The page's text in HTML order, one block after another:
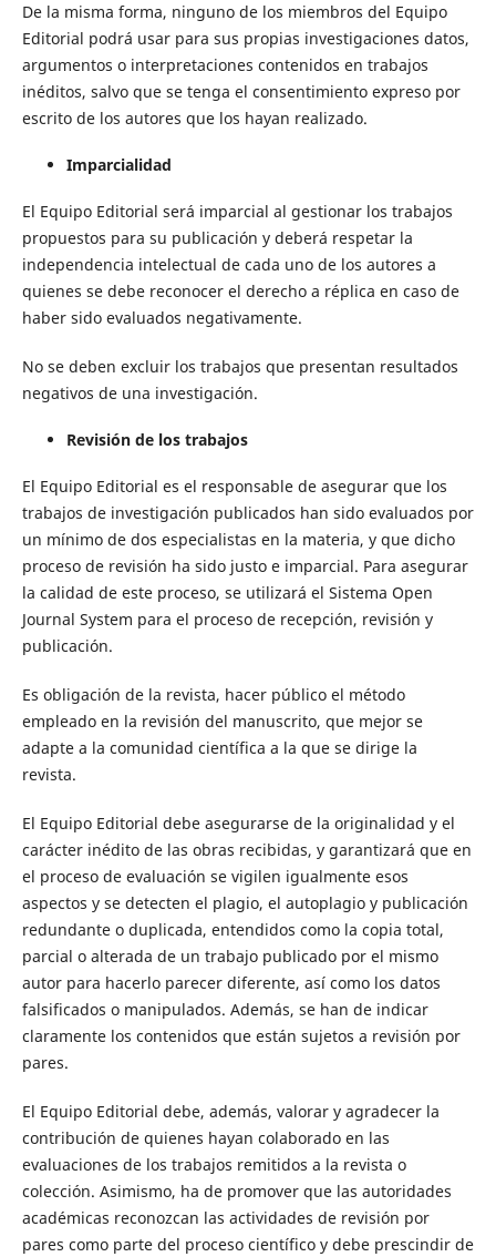
De la misma forma, ninguno de los miembros del Equipo
Editorial podrá usar para sus propias investigaciones datos,
argumentos o interpretaciones contenidos en trabajos
inéditos, salvo que se tenga el consentimiento expreso por
escrito de los autores que los hayan realizado.
Imparcialidad
El Equipo Editorial será imparcial al gestionar los trabajos
propuestos para su publicación y deberá respetar la
independencia intelectual de cada uno de los autores a
quienes se debe reconocer el derecho a réplica en caso de
haber sido evaluados negativamente.
No se deben excluir los trabajos que presentan resultados
negativos de una investigación.
Revisión de los trabajos
El Equipo Editorial es el responsable de asegurar que los
trabajos de investigación publicados han sido evaluados por
un mínimo de dos especialistas en la materia, y que dicho
proceso de revisión ha sido justo e imparcial. Para asegurar
la calidad de este proceso, se utilizará el Sistema Open
Journal System para el proceso de recepción, revisión y
publicación.
Es obligación de la revista, hacer público el método
empleado en la revisión del manuscrito, que mejor se
adapte a la comunidad científica a la que se dirige la
revista.
El Equipo Editorial debe asegurarse de la originalidad y el
carácter inédito de las obras recibidas, y garantizará que en
el proceso de evaluación se vigilen igualmente esos
aspectos y se detecten el plagio, el autoplagio y publicación
redundante o duplicada, entendidos como la copia total,
parcial o alterada de un trabajo publicado por el mismo
autor para hacerlo parecer diferente, así como los datos
falsificados o manipulados. Además, se han de indicar
claramente los contenidos que están sujetos a revisión por
pares.
El Equipo Editorial debe, además, valorar y agradecer la
contribución de quienes hayan colaborado en las
evaluaciones de los trabajos remitidos a la revista o
colección. Asimismo, ha de promover que las autoridades
académicas reconozcan las actividades de revisión por
pares como parte del proceso científico y debe prescindir de